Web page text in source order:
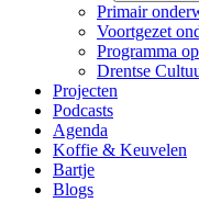
Primair
Voortgezet
Programma
Drentse
Projecten
Podcasts
Agenda
Koffie & Keuvelen
Bartje
Blogs